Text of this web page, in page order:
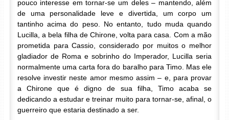
pouco interesse em tornar-se um deles – mantendo, além
de uma personalidade leve e divertida, um corpo um
tantinho acima do peso. No entanto, tudo muda quando
Lucilla, a bela filha de Chirone, volta para casa. Com a mão
prometida para Cassio, considerado por muitos o melhor
gladiador de Roma e sobrinho do Imperador, Lucilla seria
normalmente uma carta fora do baralho para Timo. Mas ele
resolve investir neste amor mesmo assim – e, para provar
a Chirone que é digno de sua filha, Timo acaba se
dedicando a estudar e treinar muito para tornar-se, afinal, o
guerreiro que estaria destinado a ser.